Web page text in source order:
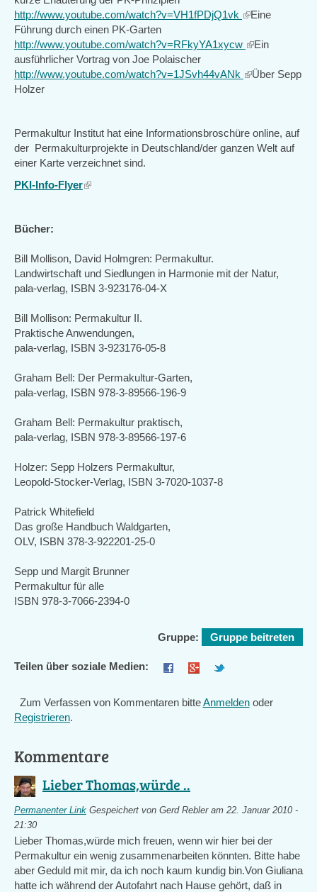
external)
http://www.youtube.com/watch?v=VH1fPDjQ1vk (link
external)
Eine
Führung durch einen PK-Garten
http://www.youtube.com/watch?v=RFkyYA1xycw (link
external)
Ein
ausführlicher Vortrag von Joe Polaischer
http://www.youtube.com/watch?v=1JSvh44vANk (linkÜber Sepp
Holzer
Permakultur Institut hat eine Informationsbroschüre online, auf
der Permakulturprojekte in Deutschland/der ganzen Welt auf
einer Karte verzeichnet sind.
PKI-Info-Flyer(link
Bücher:
Bill Mollison, David Holmgren: Permakultur.
Landwirtschaft und Siedlungen in Harmonie mit der Natur,
pala-verlag, ISBN 3-923176-04-X
Bill Mollison: Permakultur II.
Praktische Anwendungen,
pala-verlag, ISBN 3-923176-05-8
Graham Bell: Der Permakultur-Garten,
pala-verlag, ISBN 978-3-89566-196-9
Graham Bell: Permakultur praktisch,
pala-verlag, ISBN 978-3-89566-197-6
Holzer: Sepp Holzers Permakultur,
Leopold-Stocker-Verlag, ISBN 3-7020-1037-8
Patrick Whitefield
Das große Handbuch Waldgarten,
OLV, ISBN 378-3-922201-25-0
Sepp und Margit Brunner
Permakultur für alle
ISBN 978-3-7066-2394-0
Gruppe: Gruppe beitreten
Teilen über soziale Medien:
Zum Verfassen von Kommentaren bitteAnmeldenoder
Registrieren.
Kommentare
Lieber Thomas,würde ..
Permanenter Link Gespeichert von Gerd Rebleram 22. Januar 2010 -
21:30
Lieber Thomas,würde mich freuen, wenn wir hier bei der
Permakultur ein wenig zusammenarbeiten könnten. Bitte habe
aber Geduld mit mir, da ich noch kaum kundig bin.Von Giuliana
hatte ich während der Autofahrt nach Hause gehört, daß in